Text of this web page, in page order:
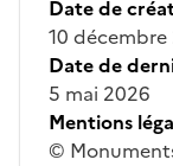
Date de
10 décembre
Date de
5 mai 2026
Mentions
©